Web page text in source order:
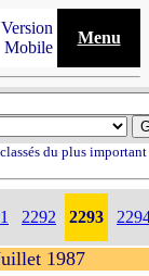
Version
Mobile
Menu
du plus
2292 2293
1987